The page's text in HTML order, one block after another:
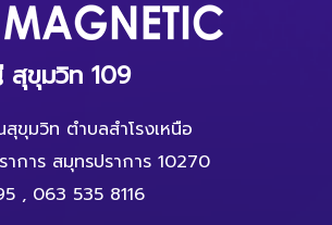
สุขุมวิท 109
ขุมวิท ตำบลสำโรงเหนือ
าการ สมุทรปราการ 10270
, 063 535 8116